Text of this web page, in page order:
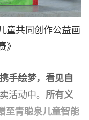
童共同创作公益画
》
携手绘梦，看见自
活动中。 所有义
至青聪泉儿童智能